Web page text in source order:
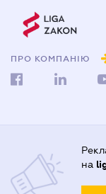
ПРО КОМПАНІЮ
на